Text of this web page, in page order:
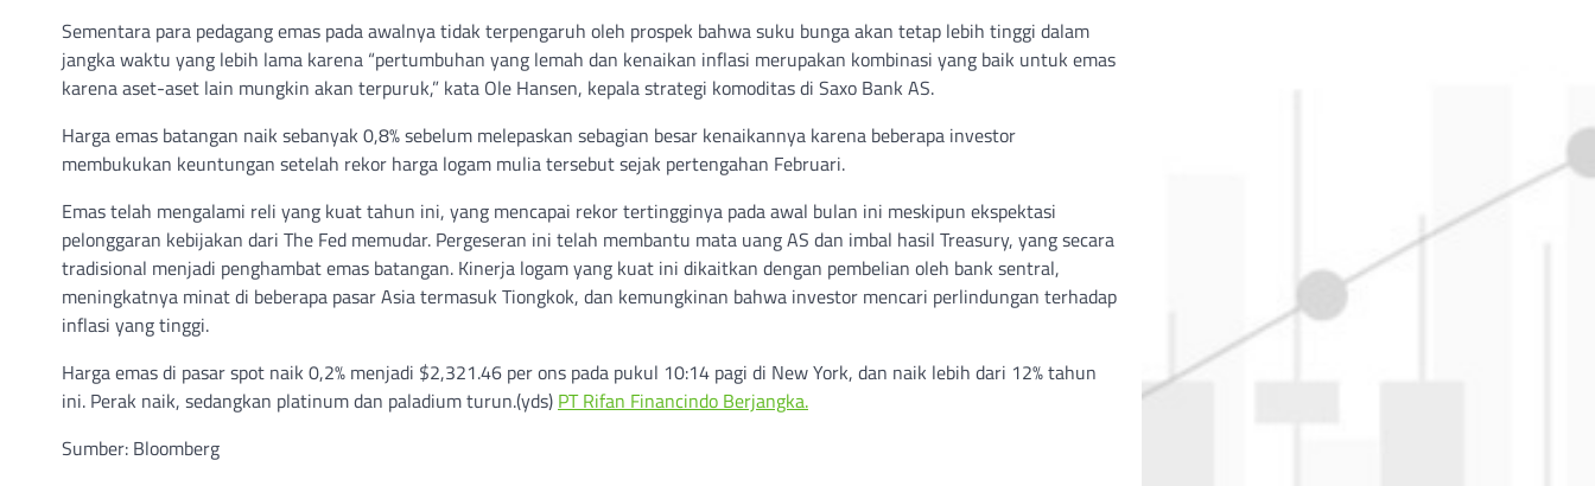
Sementara para pedagang emas pada awalnya tidak terpengaruh oleh prospek bahwa suku bunga akan tetap lebih tinggi dalam
jangka waktu yang lebih lama karena “pertumbuhan yang lemah dan kenaikan inflasi merupakan kombinasi yang baik untuk emas
karena aset-aset lain mungkin akan terpuruk,” kata Ole Hansen, kepala strategi komoditas di Saxo Bank AS.
Harga emas batangan naik sebanyak 0,8% sebelum melepaskan sebagian besar kenaikannya karena beberapa investor
membukukan keuntungan setelah rekor harga logam mulia tersebut sejak pertengahan Februari.
Emas telah mengalami reli yang kuat tahun ini, yang mencapai rekor tertingginya pada awal bulan ini meskipun ekspektasi
pelonggaran kebijakan dari The Fed memudar. Pergeseran ini telah membantu mata uang AS dan imbal hasil Treasury, yang secara
tradisional menjadi penghambat emas batangan. Kinerja logam yang kuat ini dikaitkan dengan pembelian oleh bank sentral,
meningkatnya minat di beberapa pasar Asia termasuk Tiongkok, dan kemungkinan bahwa investor mencari perlindungan terhadap
inflasi yang tinggi.
Harga emas di pasar spot naik 0,2% menjadi $2,321.46 per ons pada pukul 10:14 pagi di New York, dan naik lebih dari 12% tahun
ini. Perak naik, sedangkan platinum dan paladium turun.(yds) PT Rifan Financindo Berjangka.
Sumber: Bloomberg